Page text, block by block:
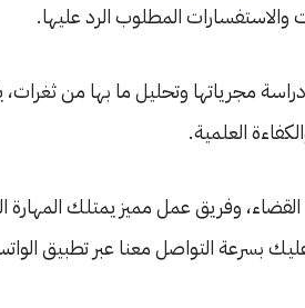
والاستفسارات المطلوب الرد عليها.
مجرياتها وتحليل ما بها من ثغرات،
العلمية.
وفريق عمل مميز يمتلك المهارة
عليك بسرعة التواصل معنا عبر تطبيق